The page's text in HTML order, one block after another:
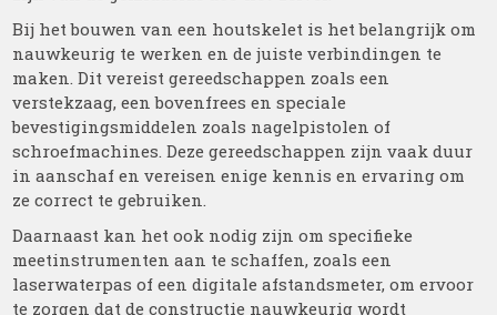
Bij het bouwen van een houtskelet is het belangrijk om
nauwkeurig te werken en de juiste verbindingen te
maken. Dit vereist gereedschappen zoals een
verstekzaag, een bovenfrees en speciale
bevestigingsmiddelen zoals nagelpistolen of
schroefmachines. Deze gereedschappen zijn vaak duur
in aanschaf en vereisen enige kennis en ervaring om
ze correct te gebruiken.
Daarnaast kan het ook nodig zijn om specifieke
meetinstrumenten aan te schaffen, zoals een
laserwaterpas of een digitale afstandsmeter, om ervoor
te zorgen dat de constructie nauwkeurig wordt